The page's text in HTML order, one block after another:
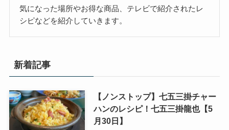
気になった場所やお得な商品、テレビで紹介されたレ
シピなどを紹介していきます。
新着記事
【ノンストップ】七五三掛チャー
ハンのレシピ！七五三掛龍也【5
月30日】